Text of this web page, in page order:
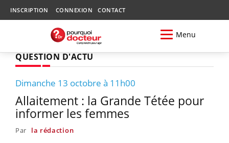
INSCRIPTION CONNEXION CONTACT
Menu
QUESTION D'ACTU
Dimanche 13 octobre à 11h00
Allaitement : la Grande Tétée pour
informer les femmes
Par la rédaction